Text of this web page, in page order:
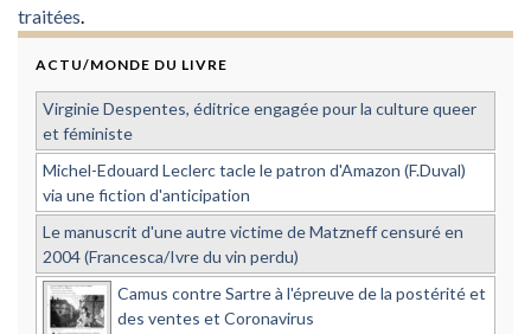
traitées
ACTU/MONDE DU LIVRE
Virginie Despentes, éditrice engagée pour la culture queer
et féministe
Michel-Edouard Leclerc tacle le patron d'Amazon (F.Duval)
via une fiction d'anticipation
Le manuscrit d'une autre victime de Matzneff censuré en
2004 (Francesca/Ivre du vin perdu)
Camus contre Sartre à l'épreuve de la postérité et
des ventes et Coronavirus